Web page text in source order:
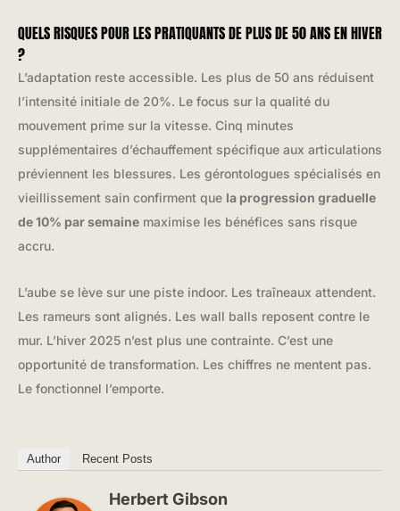
QUELS RISQUES POUR LES PRATIQUANTS DE PLUS DE 50 ANS EN HIVER
?
L’adaptation reste accessible. Les plus de 50 ans réduisent
l’intensité initiale de 20%. Le focus sur la qualité du
mouvement prime sur la vitesse. Cinq minutes
supplémentaires d’échauffement spécifique aux articulations
préviennent les blessures. Les gérontologues spécialisés en
vieillissement sain confirment que la progression graduelle
de 10% par semaine maximise les bénéfices sans risque
accru.
L’aube se lève sur une piste indoor. Les traîneaux attendent.
Les rameurs sont alignés. Les wall balls reposent contre le
mur. L’hiver 2025 n’est plus une contrainte. C’est une
opportunité de transformation. Les chiffres ne mentent pas.
Le fonctionnel l’emporte.
Author Recent Posts
Herbert Gibson